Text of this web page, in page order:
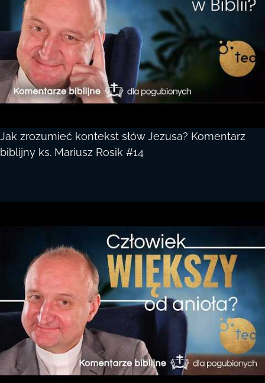
Jak zrozumieć kontekst słów Jezusa? Komentarz
biblijny ks. Mariusz Rosik #14